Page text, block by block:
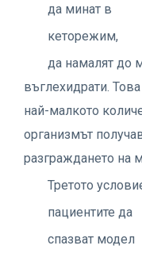
да минат в
кеторежим,
да намалят до
въглехидрати.
най-малкото
организмът
разграждането на
Третото
пациентите да
спазват модел